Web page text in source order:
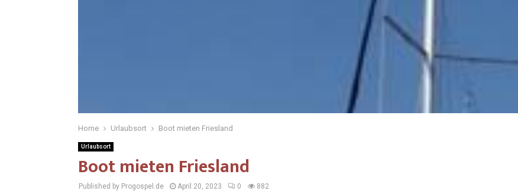
Home Urlaubsort Boot mieten Friesland
Urlaubsort
Boot mieten Friesland
Published by Progospel.de April 20, 2023 0 882